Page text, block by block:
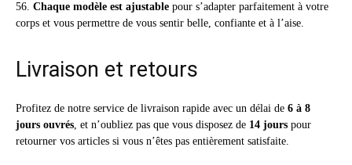
56. Chaque modèle est ajustable pour s’adapter parfaitement à votre
corps et vous permettre de vous sentir belle, confiante et à l’aise.
Livraison et retours
Profitez de notre service de livraison rapide avec un délai de 6 à 8
jours ouvrés, et n’oubliez pas que vous disposez de 14 jours pour
retourner vos articles si vous n’êtes pas entièrement satisfaite.